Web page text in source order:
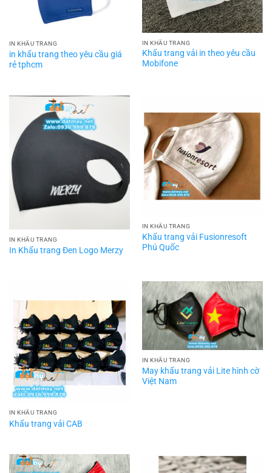
IN KHẨU TRANG
in khẩu trang theo yêu cầu giá
rẻ tphcm
IN KHẨU TRANG
Khẩu trang vải in theo yêu cầu
Mobifone
IN KHẨU TRANG
In Khẩu trang Đen Logo Merzy
IN KHẨU TRANG
Khẩu trang vải Fusionresoft
Phú Quốc
IN KHẨU TRANG
Khẩu trang vải CAB
IN KHẨU TRANG
May khẩu trang vải Lite hình cờ
Việt Nam